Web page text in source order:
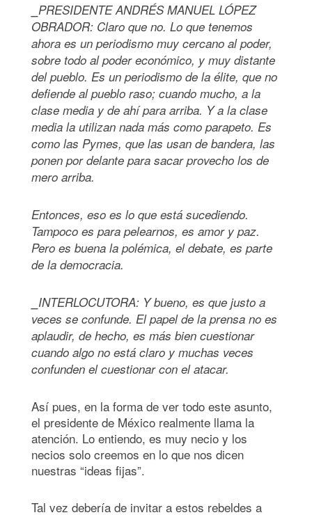
⎯PRESIDENTE ANDRÉS MANUEL LÓPEZ
OBRADOR: Claro que no. Lo que tenemos
ahora es un periodismo muy cercano al poder,
sobre todo al poder económico, y muy distante
del pueblo. Es un periodismo de la élite, que no
defiende al pueblo raso; cuando mucho, a la
clase media y de ahí para arriba. Y a la clase
media la utilizan nada más como parapeto. Es
como las Pymes, que las usan de bandera, las
ponen por delante para sacar provecho los de
mero arriba.
Entonces, eso es lo que está sucediendo.
Tampoco es para pelearnos, es amor y paz.
Pero es buena la polémica, el debate, es parte
de la democracia.
⎯INTERLOCUTORA: Y bueno, es que justo a
veces se confunde. El papel de la prensa no es
aplaudir, de hecho, es más bien cuestionar
cuando algo no está claro y muchas veces
confunden el cuestionar con el atacar.
Así pues, en la forma de ver todo este asunto,
el presidente de México realmente llama la
atención. Lo entiendo, es muy necio y los
necios solo creemos en lo que nos dicen
nuestras “ideas fijas”.
Tal vez debería de invitar a estos rebeldes a